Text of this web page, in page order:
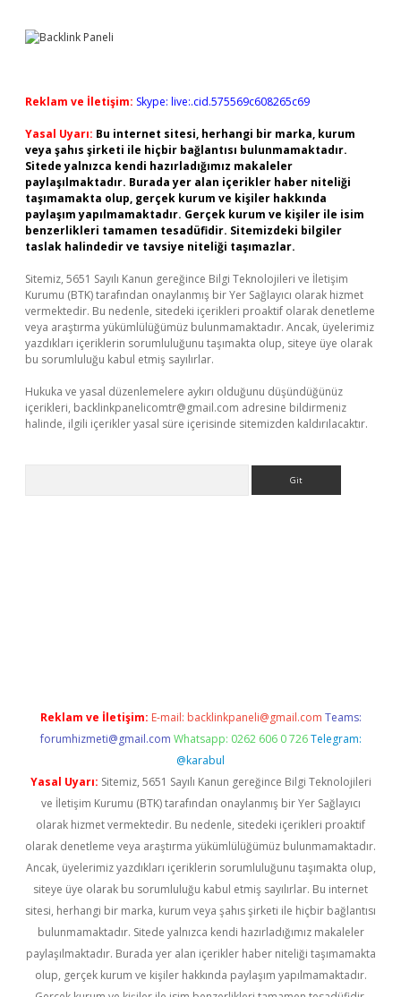
Reklam ve İletişim: Skype: live:.cid.575569c608265c69
Yasal Uyarı: Bu internet sitesi, herhangi bir marka, kurum
veya şahıs şirketi ile hiçbir bağlantısı bulunmamaktadır.
Sitede yalnızca kendi hazırladığımız makaleler
paylaşılmaktadır. Burada yer alan içerikler haber niteliği
taşımamakta olup, gerçek kurum ve kişiler hakkında
paylaşım yapılmamaktadır. Gerçek kurum ve kişiler ile isim
benzerlikleri tamamen tesadüfidir. Sitemizdeki bilgiler
taslak halindedir ve tavsiye niteliği taşımazlar.
Sitemiz, 5651 Sayılı Kanun gereğince Bilgi Teknolojileri ve İletişim
Kurumu (BTK) tarafından onaylanmış bir Yer Sağlayıcı olarak hizmet
vermektedir. Bu nedenle, sitedeki içerikleri proaktif olarak denetleme
veya araştırma yükümlülüğümüz bulunmamaktadır. Ancak, üyelerimiz
yazdıkları içeriklerin sorumluluğunu taşımakta olup, siteye üye olarak
bu sorumluluğu kabul etmiş sayılırlar.
Hukuka ve yasal düzenlemelere aykırı olduğunu düşündüğünüz
içerikleri, backlinkpanelicomtr@gmail.com adresine bildirmeniz
halinde, ilgili içerikler yasal süre içerisinde sitemizden kaldırılacaktır.
Reklam ve İletişim: E-mail: backlinkpaneli@gmail.com Teams:
forumhizmeti@gmail.com Whatsapp: 0262 606 0 726 Telegram:
@karabul
Yasal Uyarı: Sitemiz, 5651 Sayılı Kanun gereğince Bilgi Teknolojileri
ve İletişim Kurumu (BTK) tarafından onaylanmış bir Yer Sağlayıcı
olarak hizmet vermektedir. Bu nedenle, sitedeki içerikleri proaktif
olarak denetleme veya araştırma yükümlülüğümüz bulunmamaktadır.
Ancak, üyelerimiz yazdıkları içeriklerin sorumluluğunu taşımakta olup,
siteye üye olarak bu sorumluluğu kabul etmiş sayılırlar. Bu internet
sitesi, herhangi bir marka, kurum veya şahıs şirketi ile hiçbir bağlantısı
bulunmamaktadır. Sitede yalnızca kendi hazırladığımız makaleler
paylaşılmaktadır. Burada yer alan içerikler haber niteliği taşımamakta
olup, gerçek kurum ve kişiler hakkında paylaşım yapılmamaktadır.